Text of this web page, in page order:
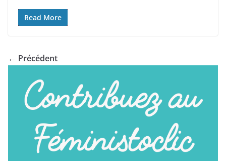
Read More
← Précédent